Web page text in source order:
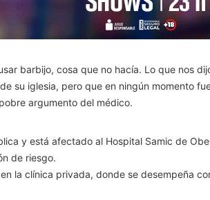
barbijo, cosa que no hacía. Lo que nos
su iglesia, pero que en ningún momento
argumento del médico.
y está afectado al Hospital Samic de
de riesgo.
la clínica privada, donde se desempeña